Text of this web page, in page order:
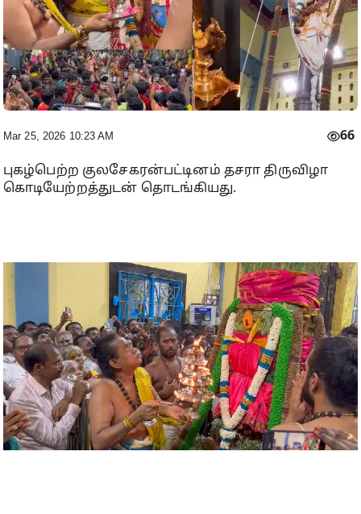
Mar 25, 2026 10:23 AM 66
புகழ்பெற்ற குலசேகரன்பட்டினம் தசரா திருவிழா
கொடியேற்றத்துடன் தொடங்கியது.